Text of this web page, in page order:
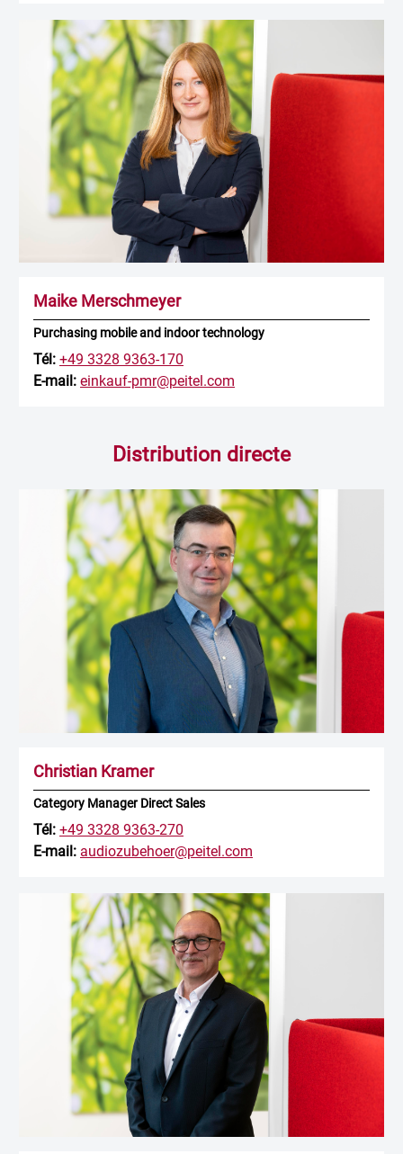
Maike Merschmeyer
Purchasing mobile and indoor technology
Tél: +49 3328 9363-170
E-mail: einkauf-pmr@peitel.com
Distribution directe
Christian Kramer
Category Manager Direct Sales
Tél: +49 3328 9363-270
E-mail: audiozubehoer@peitel.com